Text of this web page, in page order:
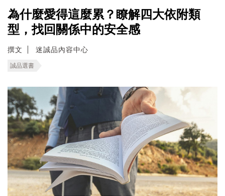
為什麼愛得這麼累？瞭解四大依附類
型，找回關係中的安全感
撰文 迷誠品內容中心
誠品選書